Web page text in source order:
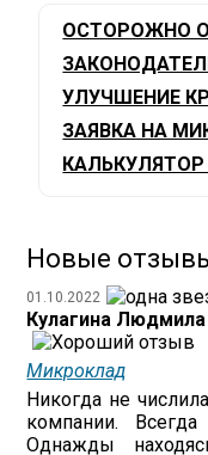
ОСТОРОЖНО
УЛУЧШЕНИЕ
ЗАЯВКА НА
Новые
01.10.2022
Кулагина
Микроклад
Никогда не
компании.
Однажды